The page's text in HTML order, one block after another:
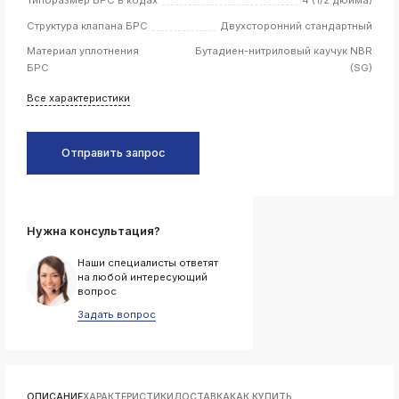
k
k
ksldkfjsdlfkjsls;ldfkgjsdl;kfkфыва
ksldkfjsdlfkjsls;ldfkgjsdl;kfkфыва
k
ksldkfjsdlfkjsls;ldfkgjsdl;kfkфыва
k
Структура клапана БРС Двухсторонний стандартный
Материал уплотнения
БРС
Бутадиен-нитриловый каучук NBR
(SG)
Все характеристики
Отправить запрос
Нужна консультация?
Наши специалисты ответят
на любой интересующий
вопрос
Задать вопрос